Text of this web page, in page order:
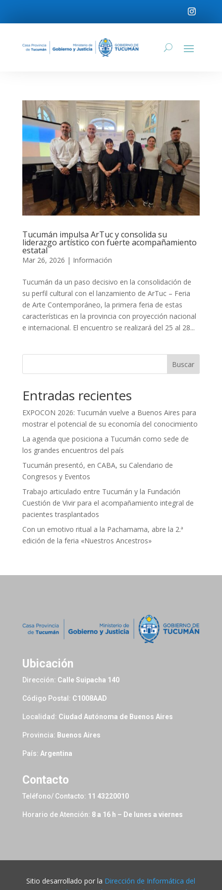
Tucumán impulsa ArTuc y consolida su
liderazgo artístico con fuerte acompañamiento
estatal
Mar 26, 2026 | Información
Tucumán da un paso decisivo en la consolidación de
su perfil cultural con el lanzamiento de ArTuc – Feria
de Arte Contemporáneo, la primera feria de estas
características en la provincia con proyección nacional
e internacional. El encuentro se realizará del 25 al 28...
Buscar
Entradas recientes
EXPOCON 2026: Tucumán vuelve a Buenos Aires para
mostrar el potencial de su economía del conocimiento
La agenda que posiciona a Tucumán como sede de
los grandes encuentros del país
Tucumán presentó, en CABA, su Calendario de
Congresos y Eventos
Trabajo articulado entre Tucumán y la Fundación
Cuestión de Vivir para el acompañamiento integral de
pacientes trasplantados
Con un emotivo ritual a la Pachamama, abre la 2.ª
edición de la feria «Nuestros Ancestros»
Ubicación
Dirección: Calle Suipacha 140
Código Postal: C1008AAD
Localidad: Ciudad Autónoma de Buenos Aires
Provincia: Buenos Aires
País: Argentina
Contacto
Teléfono/ Contacto: 11 43220010
Horario de Atención: 8 a 16 h – De lunes a viernes
Sitio desarrollado por la Dirección de Informática del